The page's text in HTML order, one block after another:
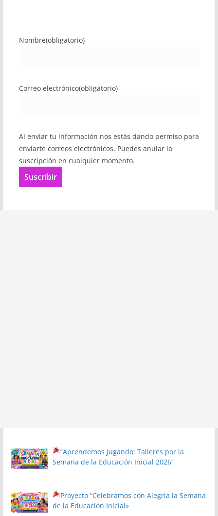
Nombre(obligatorio)
Correo electrónico(obligatorio)
Al enviar tu información nos estás dando permiso para
enviarte correos electrónicos. Puedes anular la
suscripción en cualquier momento.
Suscribir
“Aprendemos Jugando: Talleres por la
Semana de la Educación Inicial 2026”
Proyecto“Celebramos con Alegría la Semana
de la Educación Inicial»